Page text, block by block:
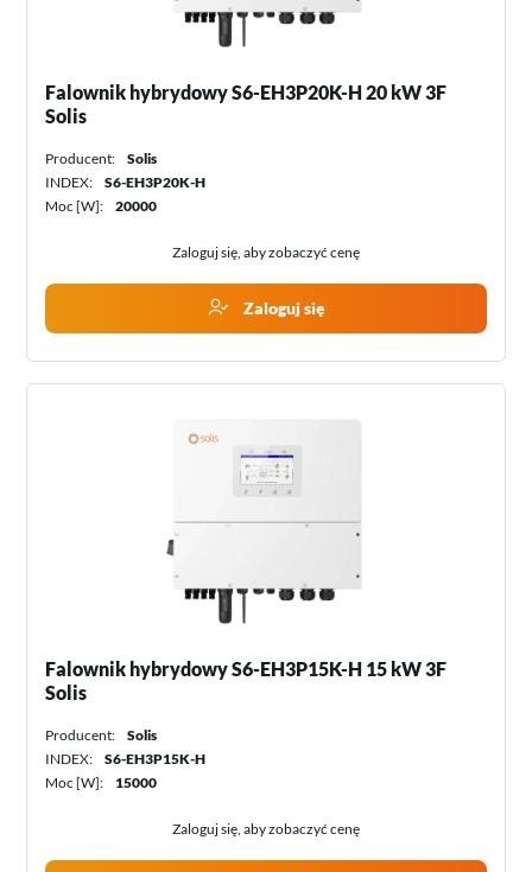
Falownik hybrydowy S6-EH3P20K-H 20 kW 3F
Solis
Producent:
Solis
INDEX:
S6-EH3P20K-H
Moc [W]:
20000
Zaloguj się, aby zobaczyć cenę
Zaloguj się
Falownik hybrydowy S6-EH3P15K-H 15 kW 3F
Solis
Producent:
Solis
INDEX:
S6-EH3P15K-H
Moc [W]:
15000
Zaloguj się, aby zobaczyć cenę